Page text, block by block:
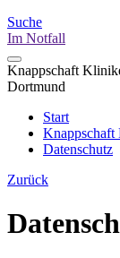
Suche
Im Notfall
Knappschaft
Dortmund
Start
Datenschutz
Zurück